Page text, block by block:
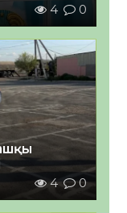
4 0
4 0